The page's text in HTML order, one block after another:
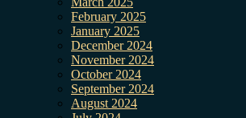
February 2025
January 2025
December 2024
November 2024
October 2024
September 2024
August 2024